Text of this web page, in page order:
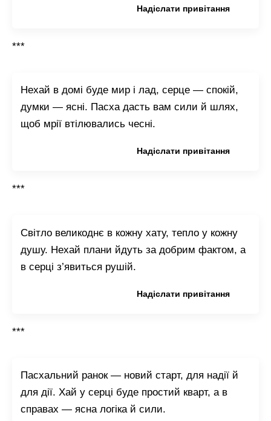
Надіслати привітання
***
Нехай в домі буде мир і лад, серце — спокій,
думки — ясні. Пасха дасть вам сили й шлях,
щоб мрії втілювались чесні.
Надіслати привітання
***
Світло великоднє в кожну хату, тепло у кожну
душу. Нехай плани йдуть за добрим фактом, а
в серці з’явиться рушій.
Надіслати привітання
***
Пасхальний ранок — новий старт, для надії й
для дії. Хай у серці буде простий кварт, а в
справах — ясна логіка й сили.